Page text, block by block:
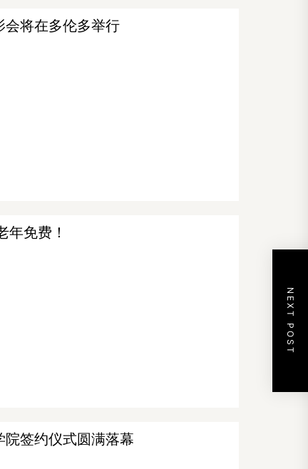
NEXT POST
将在多伦多举行
年免费！
签约仪式圆满落幕